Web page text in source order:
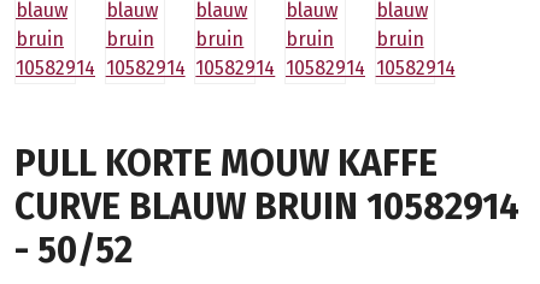
PULL KORTE MOUW KAFFE
CURVE BLAUW BRUIN 10582914
- 50/52